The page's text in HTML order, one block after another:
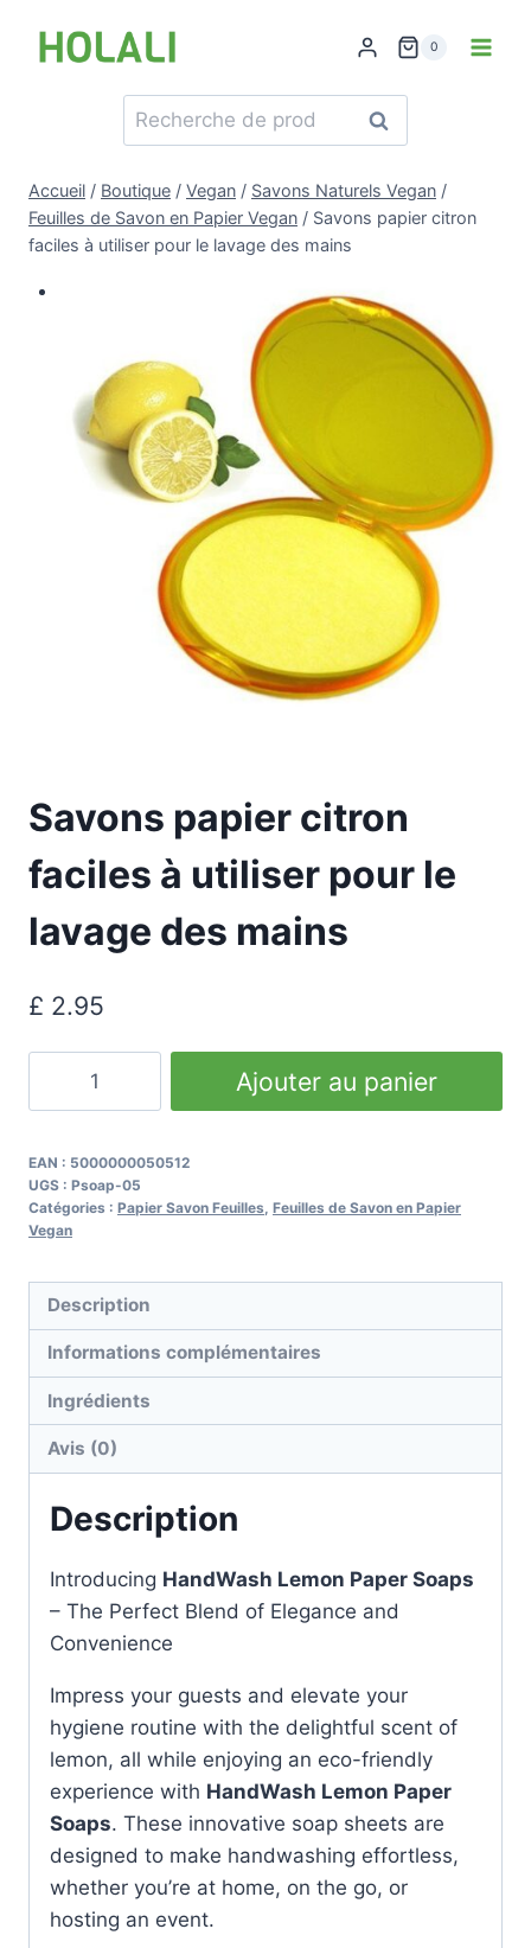
0
Recherche
pour :
Recherche
Accueil / Boutique / Vegan / Savons Naturels Vegan /
Feuilles de Savon en Papier Vegan / Savons papier citron
faciles à utiliser pour le lavage des mains
Savons papier citron
faciles à utiliser pour le
lavage des mains
£ 2.95
to-
use
HandWash
Paper
Ajouter au panier
EAN : 5000000050512
UGS : Psoap-05
Catégories : Papier Savon Feuilles Feuilles de Savon en Papier
Vegan
Description
Informations complémentaires
Ingrédients
Avis (0)
Description
Introducing HandWash Lemon Paper Soaps
– The Perfect Blend of Elegance and
Convenience
Impress your guests and elevate your
hygiene routine with the delightful scent of
lemon, all while enjoying an eco-friendly
experience with HandWash Lemon Paper
Soaps. These innovative soap sheets are
designed to make handwashing effortless,
whether you’re at home, on the go, or
hosting an event.